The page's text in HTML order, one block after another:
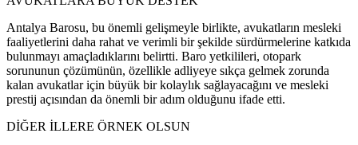
Antalya Barosu, bu önemli gelişmeyle birlikte, avukatların mesleki
faaliyetlerini daha rahat ve verimli bir şekilde sürdürmelerine katkıda
bulunmayı amaçladıklarını belirtti. Baro yetkilileri, otopark
sorununun çözümünün, özellikle adliyeye sıkça gelmek zorunda
kalan avukatlar için büyük bir kolaylık sağlayacağını ve mesleki
prestij açısından da önemli bir adım olduğunu ifade etti.
DİĞER İLLERE ÖRNEK OLSUN